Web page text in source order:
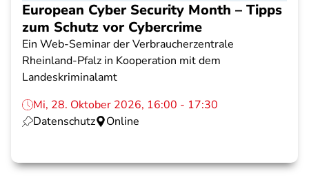
European Cyber Security Month – Tipps
zum Schutz vor Cybercrime
Ein Web-Seminar der Verbraucherzentrale
Rheinland-Pfalz in Kooperation mit dem
Landeskriminalamt
Mi, 28. Oktober 2026, 16:00 - 17:30
Datenschutz
Online